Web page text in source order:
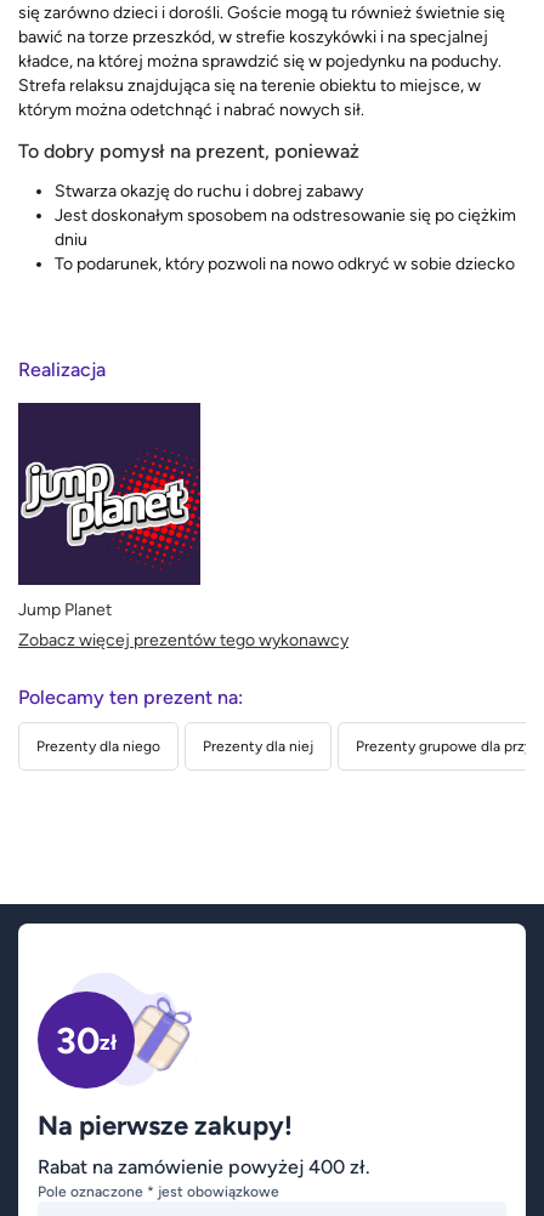
się zarówno dzieci i dorośli. Goście mogą tu również świetnie się
bawić na torze przeszkód, w strefie koszykówki i na specjalnej
kładce, na której można sprawdzić się w pojedynku na poduchy.
Strefa relaksu znajdująca się na terenie obiektu to miejsce, w
którym można odetchnąć i nabrać nowych sił.
To dobry pomysł na prezent, ponieważ
Stwarza okazję do ruchu i dobrej zabawy
Jest doskonałym sposobem na odstresowanie się po ciężkim
dniu
To podarunek, który pozwoli na nowo odkryć w sobie dziecko
Realizacja
Jump Planet
Zobacz więcej prezentów tego wykonawcy
Polecamy ten prezent na:
Prezenty dla niego Prezenty dla niej Prezenty grupowe dla
30zł
Na pierwsze zakupy!
Rabat na zamówienie powyżej 400 zł.
Pole oznaczone * jest obowiązkowe